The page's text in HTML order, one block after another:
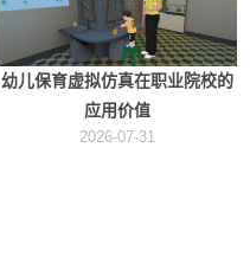
幼儿保育虚拟仿真在职业院校的
应用价值
2026-07-31